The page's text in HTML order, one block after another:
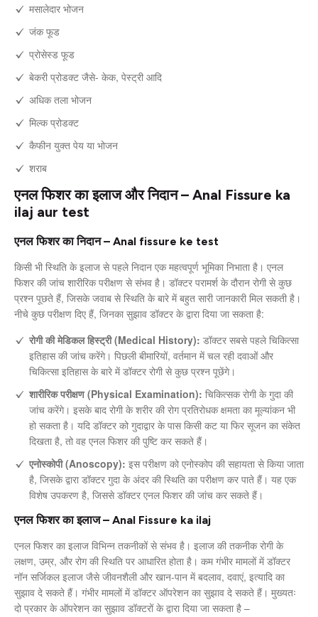
मसालेदार भोजन
जंक फूड
प्रोसेस्ड फूड
बेकरी प्रोडक्ट जैसे- केक, पेस्ट्री आदि
अधिक तला भोजन
मिल्क प्रोडक्ट
कैफीन युक्त पेय या भोजन
शराब
एनल फिशर का इलाज और निदान – Anal Fissure ka
ilaj aur test
एनल फिशर का निदान – Anal fissure ke test
किसी भी स्थिति के इलाज से पहले निदान एक महत्वपूर्ण भूमिका निभाता है। एनल
फिशर की जांच शारीरिक परीक्षण से संभव है। डॉक्टर परामर्श के दौरान रोगी से कुछ
प्रश्न पूछते हैं, जिसके जवाब से स्थिति के बारे में बहुत सारी जानकारी मिल सकती है।
नीचे कुछ परीक्षण दिए हैं, जिनका सुझाव डॉक्टर के द्वारा दिया जा सकता है:
रोगी की मेडिकल हिस्ट्री (Medical History): डॉक्टर सबसे पहले चिकित्सा
इतिहास की जांच करेंगे। पिछली बीमारियों, वर्तमान में चल रही दवाओं और
चिकित्सा इतिहास के बारे में डॉक्टर रोगी से कुछ प्रश्न पूछेंगे।
शारीरिक परीक्षण (Physical Examination): चिकित्सक रोगी के गुदा की
जांच करेंगे। इसके बाद रोगी के शरीर की रोग प्रतिरोधक क्षमता का मूल्यांकन भी
हो सकता है। यदि डॉक्टर को गुदाद्वार के पास किसी कट या फिर सूजन का संकेत
दिखता है, तो वह एनल फिशर की पुष्टि कर सकते हैं।
एनोस्कोपी (Anoscopy): इस परीक्षण को एनोस्कोप की सहायता से किया जाता
है, जिसके द्वारा डॉक्टर गुदा के अंदर की स्थिति का परीक्षण कर पाते हैं। यह एक
विशेष उपकरण है, जिससे डॉक्टर एनल फिशर की जांच कर सकते हैं।
एनल फिशर का इलाज – Anal Fissure ka ilaj
एनल फिशर का इलाज विभिन्न तकनीकों से संभव है। इलाज की तकनीक रोगी के
लक्षण, उम्र, और रोग की स्थिति पर आधारित होता है। कम गंभीर मामलों में डॉक्टर
नॉन सर्जिकल इलाज जैसे जीवनशैली और खान-पान में बदलाव, दवाएं, इत्यादि का
सुझाव दे सकते हैं। गंभीर मामलों में डॉक्टर ऑपरेशन का सुझाव दे सकते हैं। मुख्यतः
दो प्रकार के ऑपरेशन का सुझाव डॉक्टरों के द्वारा दिया जा सकता है –